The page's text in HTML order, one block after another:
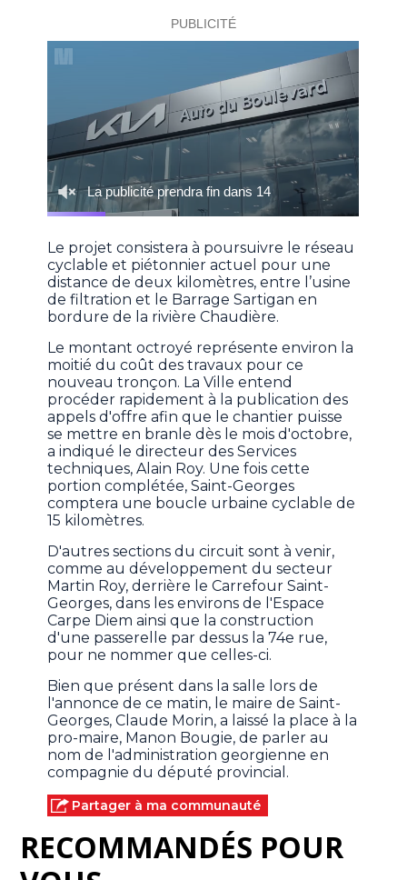
Le projet consistera à poursuivre le réseau
cyclable et piétonnier actuel pour une
distance de deux kilomètres, entre l’usine
de filtration et le Barrage Sartigan en
bordure de la rivière Chaudière.
Le montant octroyé représente environ la
moitié du coût des travaux pour ce
nouveau tronçon. La Ville entend
procéder rapidement à la publication des
appels d'offre afin que le chantier puisse
se mettre en branle dès le mois d'octobre,
a indiqué le directeur des Services
techniques, Alain Roy. Une fois cette
portion complétée, Saint-Georges
comptera une boucle urbaine cyclable de
15 kilomètres.
D'autres sections du circuit sont à venir,
comme au développement du secteur
Martin Roy, derrière le Carrefour Saint-
Georges, dans les environs de l'Espace
Carpe Diem ainsi que la construction
d'une passerelle par dessus la 74e rue,
pour ne nommer que celles-ci.
Bien que présent dans la salle lors de
l'annonce de ce matin, le maire de Saint-
Georges, Claude Morin, a laissé la place à la
pro-maire, Manon Bougie, de parler au
nom de l'administration georgienne en
compagnie du député provincial.
Partager à ma communauté
RECOMMANDÉS POUR